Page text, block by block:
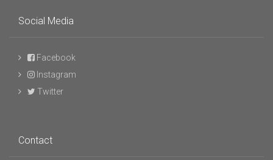
Social Media
Facebook
Instagram
Twitter
Contact